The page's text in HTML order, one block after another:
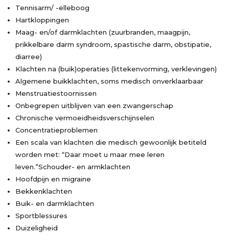
Tennisarm/ -elleboog
Hartkloppingen
Maag- en/of darmklachten (zuurbranden, maagpijn,
prikkelbare darm syndroom, spastische darm, obstipatie,
diarree)
Klachten na (buik)operaties (littekenvorming, verklevingen)
Algemene buikklachten, soms medisch onverklaarbaar
Menstruatiestoornissen
Onbegrepen uitblijven van een zwangerschap
Chronische vermoeidheidsverschijnselen
Concentratieproblemen
Een scala van klachten die medisch gewoonlijk betiteld
worden met: “Daar moet u maar mee leren
leven.”Schouder- en armklachten
Hoofdpijn en migraine
Bekkenklachten
Buik- en darmklachten
Sportblessures
Duizeligheid